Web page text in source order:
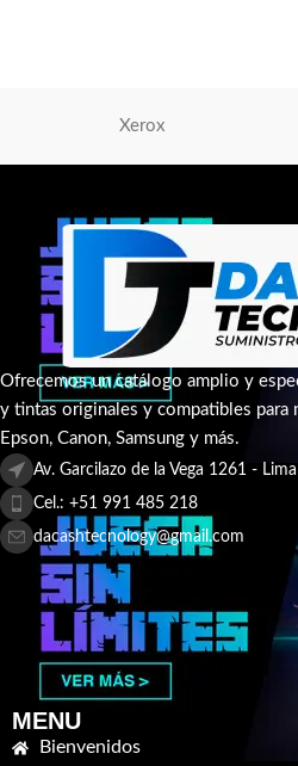
Xerox
Ofrecemos un catálogo amplio y
y tintas originales y compatibles para
Epson, Canon, Samsung y más.
Av. Garcilazo de la Vega 1261 - Lima
Cel.: +51 991 485 218
dacashtecnology@gmail.com
MENU
Bienvenidos